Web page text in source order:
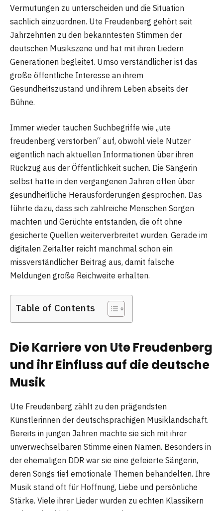
Vermutungen zu unterscheiden und die Situation
sachlich einzuordnen. Ute Freudenberg gehört seit
Jahrzehnten zu den bekanntesten Stimmen der
deutschen Musikszene und hat mit ihren Liedern
Generationen begleitet. Umso verständlicher ist das
große öffentliche Interesse an ihrem
Gesundheitszustand und ihrem Leben abseits der
Bühne.
Immer wieder tauchen Suchbegriffe wie „ute
freudenberg verstorben“ auf, obwohl viele Nutzer
eigentlich nach aktuellen Informationen über ihren
Rückzug aus der Öffentlichkeit suchen. Die Sängerin
selbst hatte in den vergangenen Jahren offen über
gesundheitliche Herausforderungen gesprochen. Das
führte dazu, dass sich zahlreiche Menschen Sorgen
machten und Gerüchte entstanden, die oft ohne
gesicherte Quellen weiterverbreitet wurden. Gerade im
digitalen Zeitalter reicht manchmal schon ein
missverständlicher Beitrag aus, damit falsche
Meldungen große Reichweite erhalten.
Table of Contents
Die Karriere von Ute Freudenberg
und ihr Einfluss auf die deutsche
Musik
Ute Freudenberg zählt zu den prägendsten
Künstlerinnen der deutschsprachigen Musiklandschaft.
Bereits in jungen Jahren machte sie sich mit ihrer
unverwechselbaren Stimme einen Namen. Besonders in
der ehemaligen DDR war sie eine gefeierte Sängerin,
deren Songs tief emotionale Themen behandelten. Ihre
Musik stand oft für Hoffnung, Liebe und persönliche
Stärke. Viele ihrer Lieder wurden zu echten Klassikern